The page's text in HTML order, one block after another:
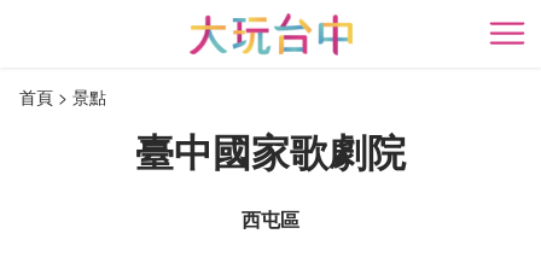
開
首頁 景點
臺中國家歌劇院
西屯區